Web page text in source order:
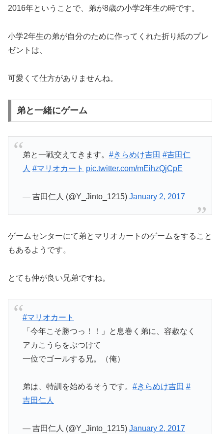
2016年ということで、弟が8歳の小学2年生の時です。
小学2年生の弟が自分のために作ってくれた折り紙のプレ
ゼントは、
可愛くて仕方がありませんね。
弟と一緒にゲーム
弟と一戦交えてきます。 #きらめけ吉田 #吉田仁
人 #マリオカート pic.twitter.com/mEihzQjCpE
— 吉田仁人 (@Y_Jinto_1215) January 2, 2017
ゲームセンターにて弟とマリオカートのゲームをすること
もあるようです。
とても仲が良い兄弟ですね。
#マリオカート
「今年こそ勝つっ！！」と息巻く弟に、容赦なく
アカこうらをぶつけて
一位でゴールする兄。（俺）
弟は、特訓を始めるそうです。 #きらめけ吉田 #
吉田仁人
— 吉田仁人 (@Y_Jinto_1215) January 2, 2017